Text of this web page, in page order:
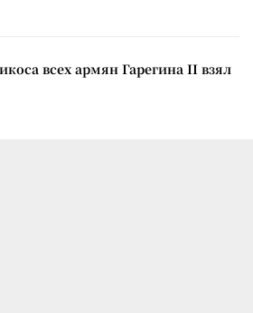
всех армян Гарегина II взял